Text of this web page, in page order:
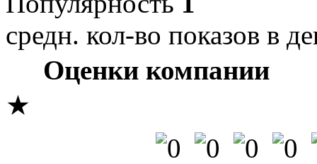
средн. кол-во показов в
Оценки компании
★